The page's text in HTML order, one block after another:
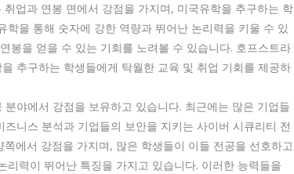
업과 연봉 면에서 강점을 가지며, 미국유학을 추구하는 학
을 통해 숫자에 강한 역량과 뛰어난 논리력을 키울 수 있
봉을 얻을 수 있는 기회를 노려볼 수 있습니다. 호프스트라
추구하는 학생들에게 탁월한 교육 및 취업 기회를 제공하
야에서 강점을 보유하고 있습니다. 최근에는 많은 기업들
니스 분석과 기업들의 보안을 지키는 사이버 시큐리티 전
에서 강점을 가지며, 많은 학생들이 이들 전공을 선호하고
력이 뛰어난 특징을 가지고 있습니다. 이러한 능력들을